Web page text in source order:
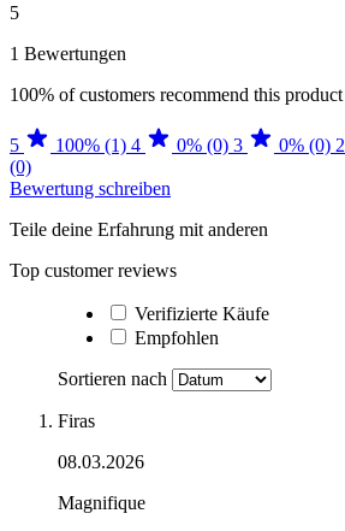
5
1 Bewertungen
100% of customers recommend this product
5 100% (1) 4 0% (0) 3 0% (0) 2
(0)
Bewertung schreiben
Teile deine Erfahrung mit anderen
Top customer reviews
Verifizierte Käufe
Empfohlen
Sortieren nach
Firas
08.03.2026
Magnifique